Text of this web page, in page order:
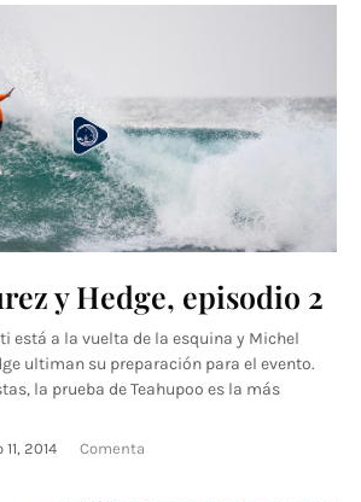
y Hedge, episodio 2
está a la vuelta de la esquina y Michel
ultiman su preparación para el evento.
la prueba de Teahupoo es la más
2014 Comenta